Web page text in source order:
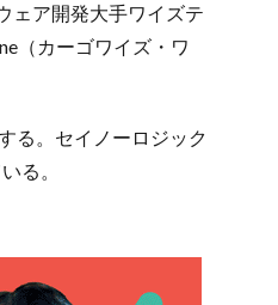
ェア開発大手ワイズテ
（カーゴワイズ・ワ
る。セイノーロジック
る。